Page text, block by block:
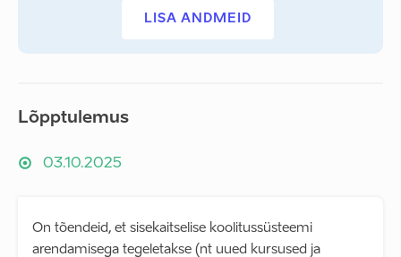
LISA ANDMEID
Lõpptulemus
03.10.2025
On tõendeid, et sisekaitselise koolitussüsteemi
arendamisega tegeletakse (nt uued kursused ja